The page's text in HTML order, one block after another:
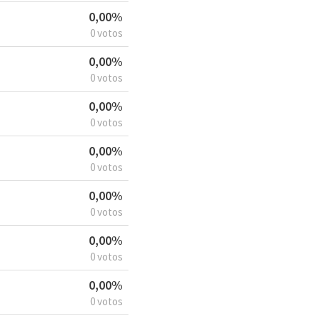
0,00%
0 votos
0,00%
0 votos
0,00%
0 votos
0,00%
0 votos
0,00%
0 votos
0,00%
0 votos
0,00%
0 votos